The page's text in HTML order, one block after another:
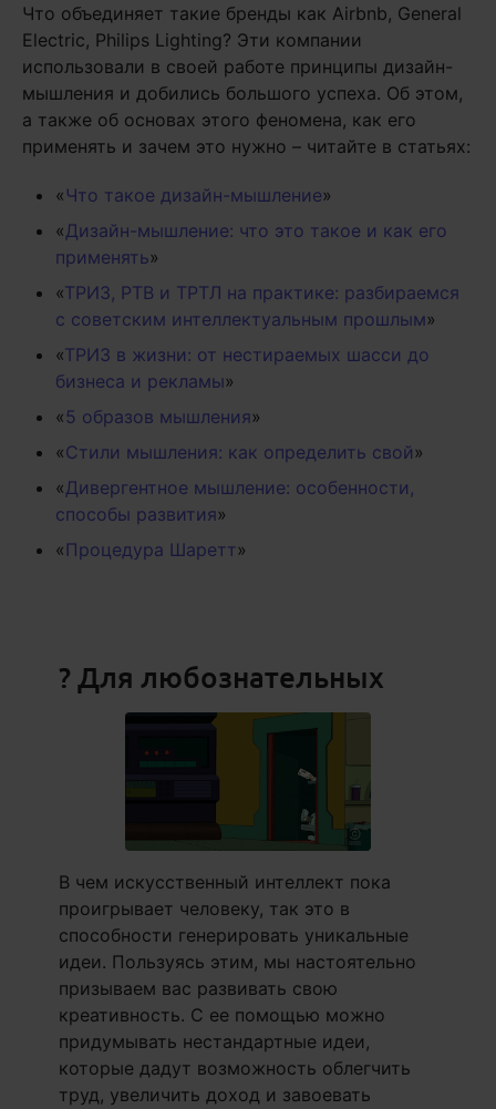
Что объединяет такие бренды как Airbnb, General
Electric, Philips Lighting? Эти компании
использовали в своей работе принципы дизайн-
мышления и добились большого успеха. Об этом,
а также об основах этого феномена, как его
применять и зачем это нужно – читайте в статьях:
« Что такое дизайн-мышление»
«Дизайн-мышление: что это такое и как его
применять»
«ТРИЗ, РТВ и ТРТЛ на практике: разбираемся
с советским интеллектуальным прошлым»
«ТРИЗ в жизни: от нестираемых шасси до
бизнеса и рекламы»
«5 образов мышления»
«Стили мышления: как определить свой»
«Дивергентное мышление: особенности,
способы развития»
«Процедура Шаретт»
? Для любознательных
В чем искусственный интеллект пока
проигрывает человеку, так это в
способности генерировать уникальные
идеи. Пользуясь этим, мы настоятельно
призываем вас развивать свою
креативность. С ее помощью можно
придумывать нестандартные идеи,
которые дадут возможность облегчить
труд, увеличить доход и завоевать